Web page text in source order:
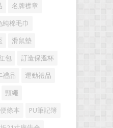
名牌襟章
純棉毛巾
滑鼠墊
包 訂造保溫杯
禮品 運動禮品
頸繩
條本 PU筆記簿